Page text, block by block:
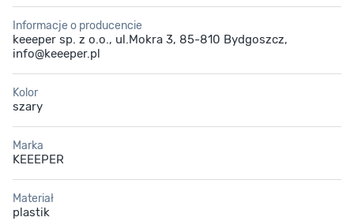
Informacje o producencie
keeeper sp. z o.o., ul.Mokra 3, 85-810 Bydgoszcz,
info@keeeper.pl
Kolor
szary
Marka
KEEEPER
Materiał
plastik